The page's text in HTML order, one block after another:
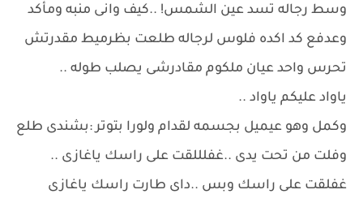
وسط رجاله تسد عين الشمس! ..كيف وانى منبه ومأكد
وعدفع كد اكده فلوس لرجاله طلعت بظرميط مقدرتش
تحرس واحد عيان ملكوم مقادرشى يصلب طوله ..
ياواد عليكم ياواد ..
وكمل وهو عيميل بجسمه لقدام ولورا بتوتر :بشندى طلع
وفلت من تحت يدى ..غفلللقت على راسك ياغازى ..
غفلقت على راسك وبس ..داى طارت راسك ياغازى